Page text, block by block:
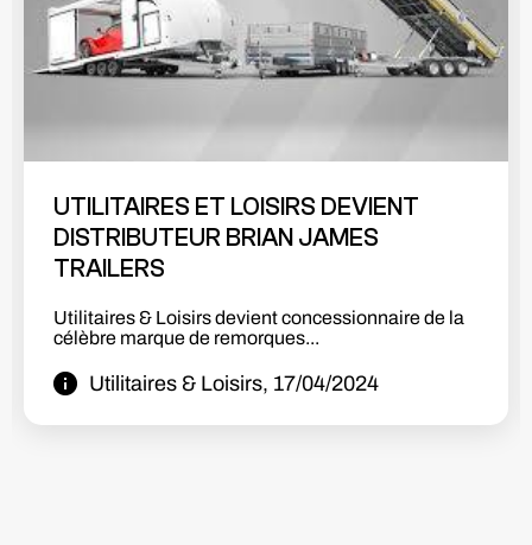
SHOWROOM BETA EN PLACE!! 🚀🔥🤩
Nous sommes très heureux de vous présenter la
première partie de notre...
Utilitaires & Loisirs, 08/10/2023